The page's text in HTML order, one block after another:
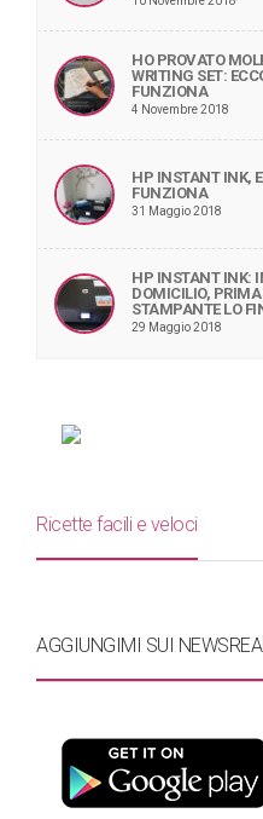
HO PROVATO
WRITING SET:
FUNZIONA
4 Novembre 2018
HP INSTANT INK,
FUNZIONA
31 Maggio 2018
HP INSTANT INK:
DOMICILIO,
STAMPANTE LO
29 Maggio 2018
Ricette facili e veloci
AGGIUNGIMI SUI